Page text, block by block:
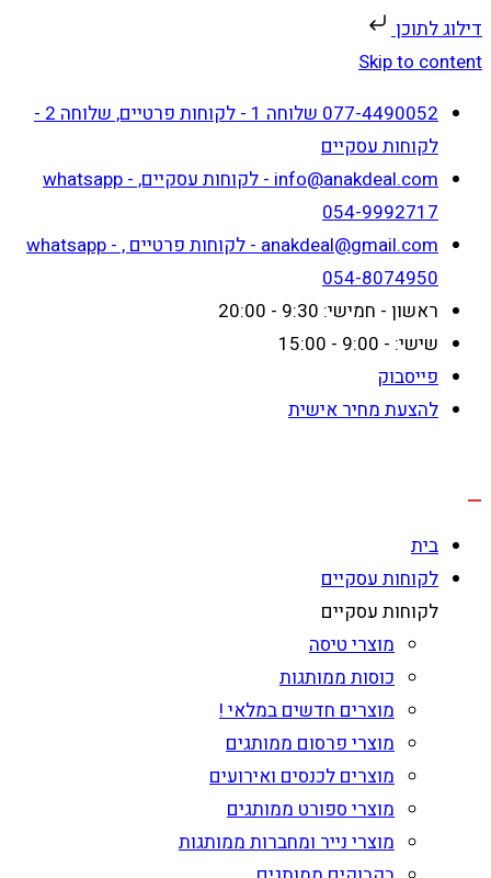
דילוג לתוכן
Skip to content
077-4490052 שלוחה 1 - לקוחות פרטיים, שלוחה 2 -
לקוחות עסקיים
info@anakdeal.com - לקוחות עסקיים, whatsapp -
054-9992717
anakdeal@gmail.com - לקוחות פרטיים , whatsapp -
054-8074950
ראשון - חמישי: 9:30 - 20:00
שישי: - 9:00 - 15:00
פייסבוק
להצעת מחיר אישית
בית
לקוחות עסקיים
לקוחות עסקיים
מוצרי טיסה
כוסות ממותגות
מוצרים חדשים במלאי !
מוצרי פרסום ממותגים
מוצרים לכנסים ואירועים
מוצרי ספורט ממותגים
מוצרי נייר ומחברות ממותגות